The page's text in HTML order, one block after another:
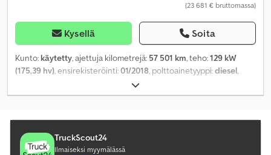
(23 681 € bruttomassa)
Kysellä Soita
Kunto: käytetty, ajettuja kilometrejä: 57 501 km, teho:129 kW
(175,39 hv), ensirekisteröinti:01/2018, polttoainetyyppi:diesel,
valkoinen
mekaaninen, päästöluokka:Euro 6, kuormatilan pituus:4 200 mm,
Varusteet:ABS, ilmastointi, keskuslukitus, noesuodatin,
TruckScout24
Ilmaiseksi myymälässä